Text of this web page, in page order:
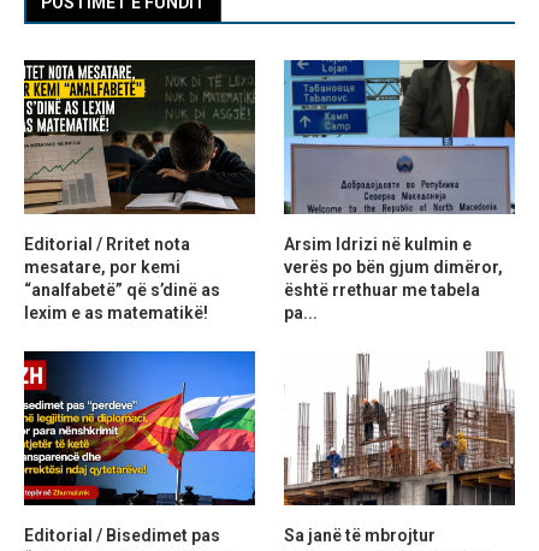
Editorial / Rritet nota
mesatare, por kemi
“analfabetë” që s’dinë as
lexim e as matematikë!
Arsim Idrizi në kulmin e
verës po bën gjum dimëror,
është rrethuar me tabela
pa...
Editorial / Bisedimet pas
Sa janë të mbrojtur